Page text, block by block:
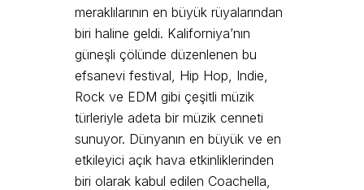
meraklılarının en büyük rüyalarından
biri haline geldi. Kaliforniya’nın
güneşli çölünde düzenlenen bu
efsanevi festival, Hip Hop, Indie,
Rock ve EDM gibi çeşitli müzik
türleriyle adeta bir müzik cenneti
sunuyor. Dünyanın en büyük ve en
etkileyici açık hava etkinliklerinden
biri olarak kabul edilen Coachella,